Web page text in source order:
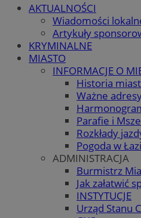
AKTUALNOŚCI
Wiadomości
Artykuły
KRYMINALNE
MIASTO
INFORMACJE O
Historia
Ważne
Parafie i
Rozkłady
Pogoda w
ADMINISTRACJA
Burmistrz
Jak załatwić
INSTYTUCJE
Urząd Stanu